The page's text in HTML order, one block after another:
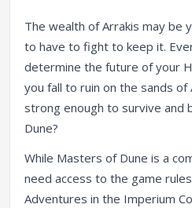
The wealth of Arrakis may be
to have to fight to keep it.
determine the future of your
you fall to ruin on the sands of
strong enough to survive and
Dune?
While Masters of Dune is a
need access to the game
Adventures in the Imperium